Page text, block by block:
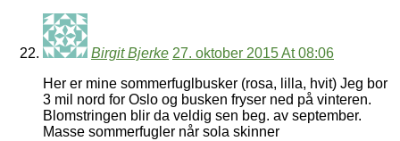
Birgit Bjerke 27. oktober 2015 At 08:06
Her er mine sommerfuglbusker (rosa, lilla, hvit) Jeg bor
3 mil nord for Oslo og busken fryser ned på vinteren.
Blomstringen blir da veldig sen beg. av september.
Masse sommerfugler når sola skinner